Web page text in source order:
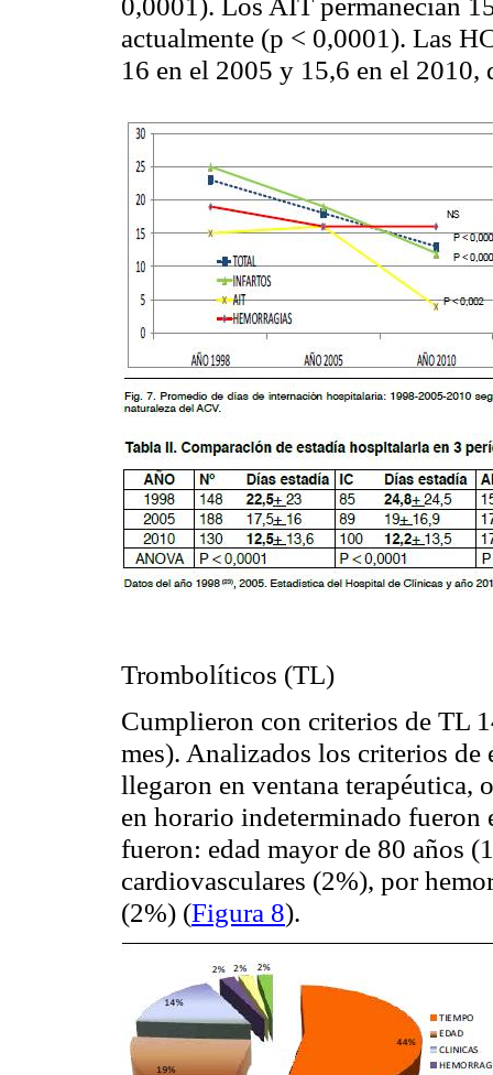
actualmente (p < 0,0001). Las
16 en el 2005 y 15,6 en el
Trombolíticos (TL)
Cumplieron con criterios de TL
mes). Analizados los criterios de
llegaron en ventana terapéutica,
en horario indeterminado
fueron: edad mayor de 80 años
cardiovasculares (2%), por
(2%) (Figura 8).